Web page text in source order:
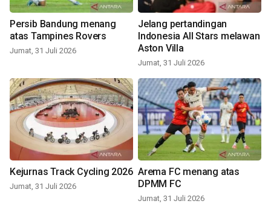
Persib Bandung menang
atas Tampines Rovers
Jumat, 31 Juli 2026
Jelang pertandingan
Indonesia All Stars melawan
Aston Villa
Jumat, 31 Juli 2026
Kejurnas Track Cycling 2026
Jumat, 31 Juli 2026
Arema FC menang atas
DPMM FC
Jumat, 31 Juli 2026